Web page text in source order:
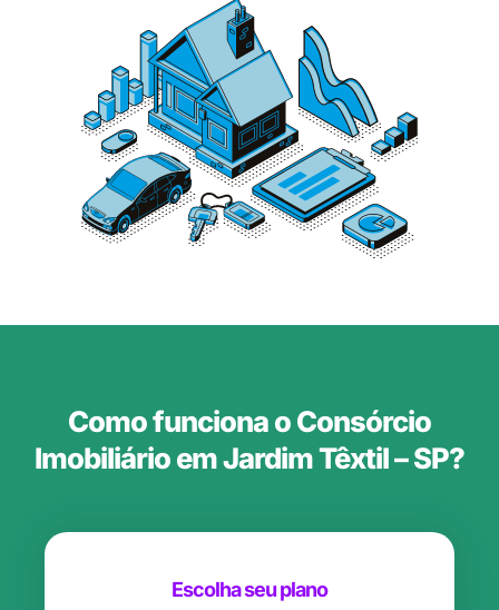
Como funciona o Consórcio
Imobiliário em Jardim Têxtil – SP?
Escolha seu plano